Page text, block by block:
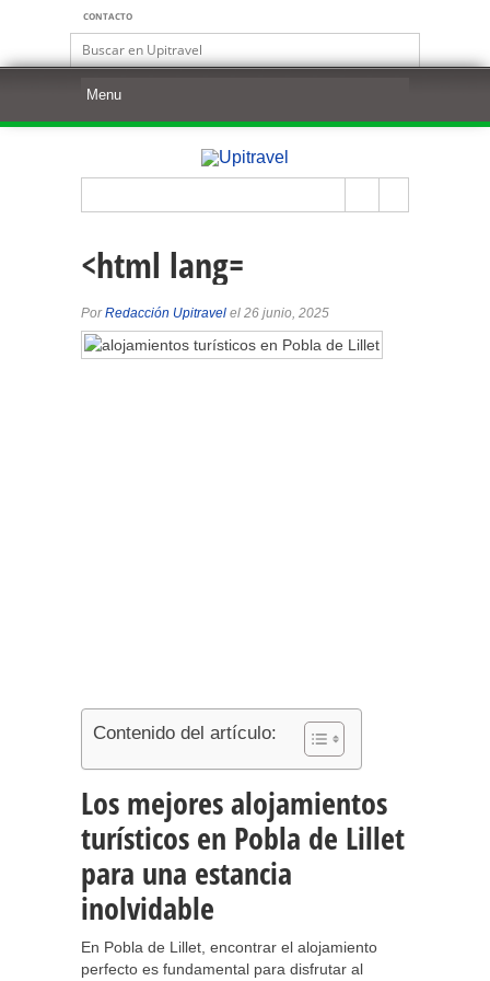
CONTACTO
<html lang=
PorRedacción Upitravel el 26 junio, 2025
Contenido del artículo:
Los mejores alojamientos
turísticos en Pobla de Lillet
para una estancia
inolvidable
En Pobla de Lillet, encontrar el alojamiento
perfecto es fundamental para disfrutar al